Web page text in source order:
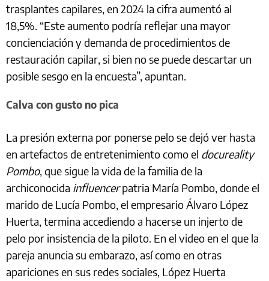
trasplantes capilares, en 2024 la cifra aumentó al
18,5%. “Este aumento podría reflejar una mayor
concienciación y demanda de procedimientos de
restauración capilar, si bien no se puede descartar un
posible sesgo en la encuesta”, apuntan.
Calva con gusto no pica
La presión externa por ponerse pelo se dejó ver hasta
en artefactos de entretenimiento como el docureality
Pombo, que sigue la vida de la familia de la
archiconocida influencerpatria María Pombo, donde el
marido de Lucía Pombo, el empresario Álvaro López
Huerta, termina accediendo a hacerse un injerto de
pelo por insistencia de la piloto. En el video en el que la
pareja anuncia su embarazo, así como en otras
apariciones en sus redes sociales, López Huerta